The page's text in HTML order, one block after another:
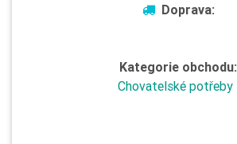
Doprava:
Kategorie obchodu:
Chovatelské potřeby